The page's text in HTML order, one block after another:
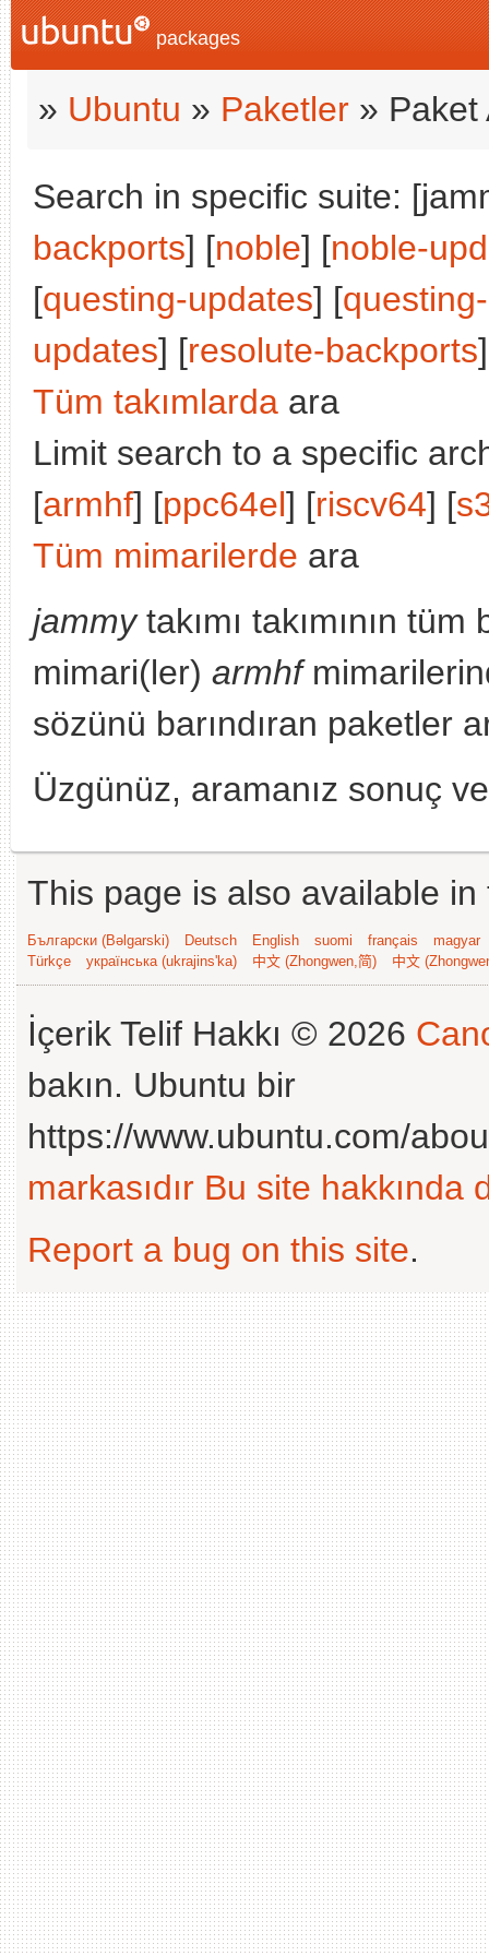
packages
» Ubuntu » Paketler » Paket
Search in specific suite:
backports] [noble] [noble-
[questing-updates] [
updates] [resolute-backports
Tüm takımlarda ara
Limit search to a specific
[armhf] [ppc64el] [riscv64] [
Tüm mimarilerde ara
jammytakımı takımının
mimari(ler) armhf
sözünü barındıran paketler
Üzgünüz, aramanız sonuç
This page is also available
Български (Bəlgarski) Deutsch English suomi français
magyar
Türkçe
українська (ukrajins'ka) 中文 (Zhongwen,简) 中文
İçerik Telif Hakkı © 2026
bakın. Ubuntu bir
https://www.ubuntu.com/
markasıdır Bu site hakkında
Report a bug on this site.